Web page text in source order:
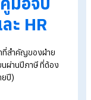
ออนไลน์สำหรับ
อนทีละลำดับ พร้
จัดการภาษีหัก ณ